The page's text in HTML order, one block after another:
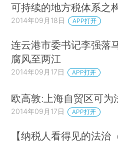
可持续的地方税体系之
2014年09月18日 APP打开
连云港市委书记李强落
腐风至两江
2014年09月17日 APP打开
欧高敦:上海自贸区可为
2014年09月17日 APP打开
【纳税人看得见的法治